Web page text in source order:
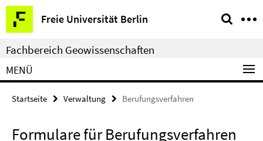
Springe
direkt
zu
Inhalt
Freie Universität Berlin
Service-
Navigation
Fachbereich Geowissenschaften
MENÜ
Startseite Verwaltung Berufungsverfahren
Formulare für Berufungsverfahren